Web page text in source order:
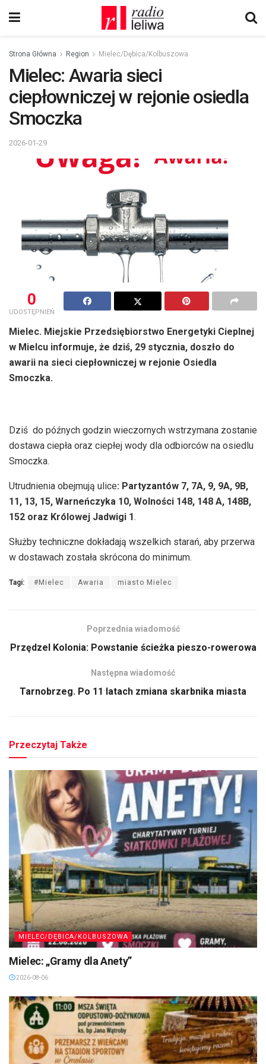
Strona Główna Region Mielec/Dębica/Kolbuszowa
Mielec: Awaria sieci
ciepłowniczej w rejonie osiedla
Smoczka
2026-01-29
0
UDOSTĘPNIEŃ
Mielec. Miejskie Przedsiębiorstwo Energetyki Cieplnej
w Mielcu informuje, że dziś, 29 stycznia, doszło do
awarii na sieci ciepłowniczej w rejonie Osiedla
Smoczka.
Dziś do późnych godzin wieczornych wstrzymana zostanie
dostawa ciepła oraz ciepłej wody dla odbiorców na osiedlu
Smoczka.
Utrudnienia obejmują ulice: Partyzantów 7, 7A, 9, 9A, 9B,
11, 13, 15, Warneńczyka 10, Wolności 148, 148 A, 148B,
152 oraz Królowej Jadwigi 1.
Służby techniczne dokładają wszelkich starań, aby przerwa
w dostawach została skrócona do minimum.
Tagi: #Mielec Awaria miasto Mielec
Poprzednia wiadomość
Przędzel Kolonia: Powstanie ścieżka pieszo-rowerowa
Następna wiadomość
Tarnobrzeg. Po 11 latach zmiana skarbnika miasta
Przeczytaj Także
MIELEC/DĘBICA/KOLBUSZOWA
Mielec: „Gramy dla Anety”
2026-08-06